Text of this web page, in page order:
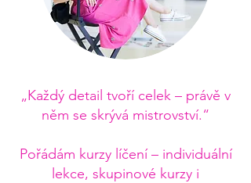
„Každý detail tvoří celek – právě v
něm se skrývá mistrovství.“
Pořádám kurzy líčení – individuální
lekce, skupinové kurzy i